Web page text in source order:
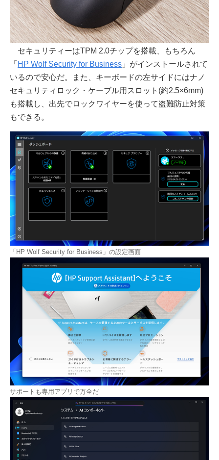
セキュリティーはTPM 2.0チップを搭載、もちろん
「 HP Wolf Security for Business 」がインストールされて
いるので安心だ。また、キーボードの左サイドにはナノ
セキュリティロック・ケーブル用スロット(約2.5×6mm)
も搭載し、出先でロックワイヤーを使って盗難防止対策
もできる。
「HP Wolf Security for Business」の設定画面
サポートも専用アプリで万全だ